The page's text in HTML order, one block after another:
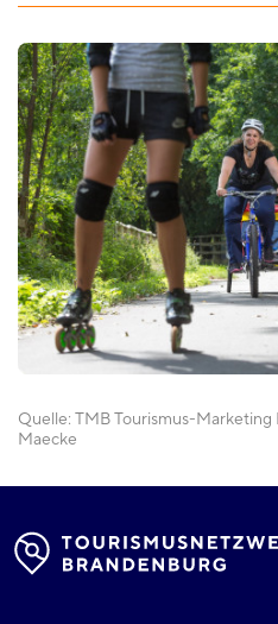
Quelle: TMB Tourismus-Marketing
Maecke